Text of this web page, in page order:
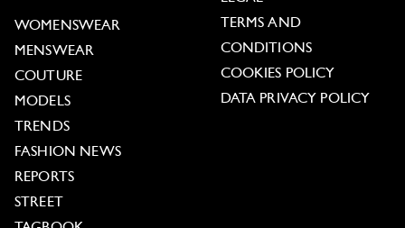
WOMENSWEAR
MENSWEAR
COUTURE
MODELS
TRENDS
FASHION NEWS
REPORTS
STREET
TERMS AND
CONDITIONS
COOKIES POLICY
DATA PRIVACY POLICY